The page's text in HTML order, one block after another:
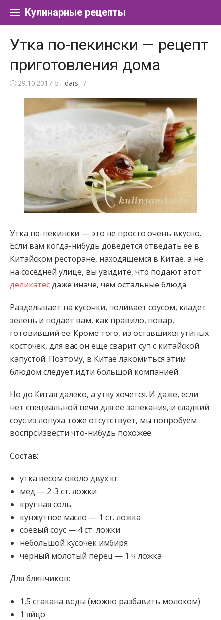
Кулинарные рецепты
Утка по-пекински — рецепт
приготовления дома
29.10.2017 от dars /
Утка по-пекински — это не просто очень вкусно.
Если вам когда-нибудь доведется отведать ее в
Китайском ресторане, находящемся в Китае, а не
на соседней улице, вы увидите, что подают этот
деликатесдаже иначе, чем остальные блюда.
Разделывает на кусочки, поливает соусом, кладет
зелень и подает вам, как правило, повар,
готовивший ее. Кроме того, из оставшихся утиных
косточек, для вас он еще сварит суп с китайской
капустой. Поэтому, в Китае лакомиться этим
блюдом следует идти большой компанией.
Но до Китая далеко, а утку хочется. И даже, если
нет специальной печи для ее запекания, и сладкий
соус из лопуха тоже отсутствует, мы попробуем
воспроизвести что-нибудь похожее.
Состав:
утка весом около двух кг
мед — 2-3 ст. ложки
крупная соль
кунжутное масло — 1 ст. ложка
соевый соус — 4 ст. ложки
небольшой кусочек имбиря
черный молотый перец — 1 ч ложка
Для блинчиков:
1,5 стакана воды (можно разбавить молоком)
1 яйцо